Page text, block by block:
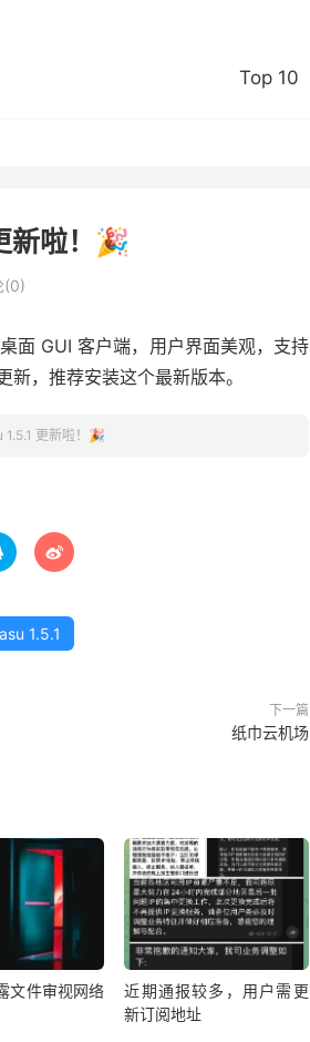
Top 10
新啦！🎉
(0)
面 GUI 客户端，用户界面美观，支持
，推荐安装这个最新版本。
更新啦！🎉

1.5.1
下一篇
纸巾云机场
文件审视网络
近期通报较多，用户需更
新订阅地址